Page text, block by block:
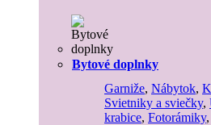
Bytové doplnky
Garniže, Nábytok,
Svietniky a sviečky,
krabice, Fotorámiky,